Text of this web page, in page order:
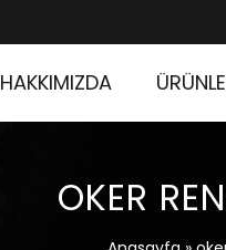
HAKKIMIZDA
OKER